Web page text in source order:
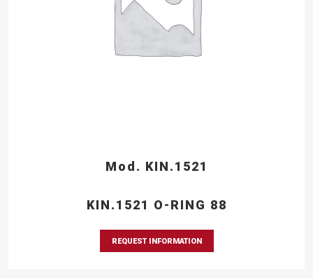
Mod. KIN.1521
KIN.1521 O-RING 88
REQUEST INFORMATION